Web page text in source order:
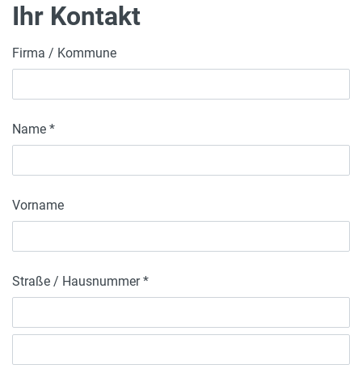
Ihr Kontakt
Firma / Kommune
Name *
Vorname
Straße / Hausnummer *